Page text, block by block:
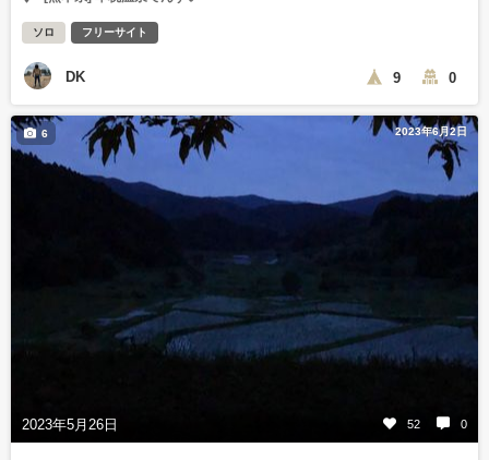
ソロ フリーサイト
DK 9 0
2023年6月2日
2023年5月26日 52 0
6